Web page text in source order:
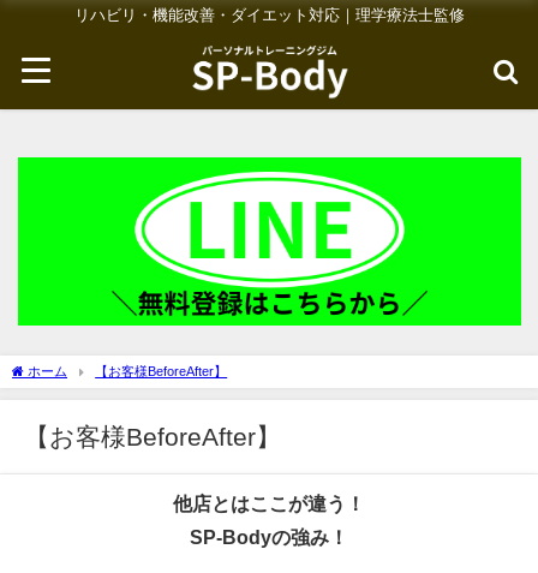
リハビリ・機能改善・ダイエット対応｜理学療法士監修
ホーム 【お客様BeforeAfter】
【お客様BeforeAfter】
他店とはここが違う！
SP-Bodyの強み！